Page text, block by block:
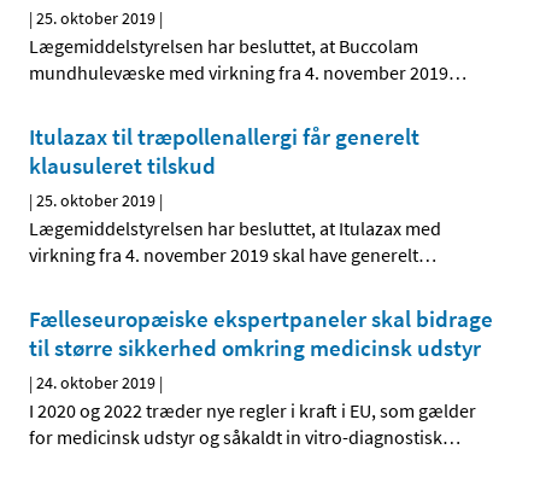
|25. oktober 2019 |
Lægemiddelstyrelsen har besluttet, at Buccolam
mundhulevæske med virkning fra 4. november 2019…
Itulazax til træpollenallergi får generelt
klausuleret tilskud
|25. oktober 2019 |
Lægemiddelstyrelsen har besluttet, at Itulazax med
virkning fra 4. november 2019 skal have generelt…
Fælleseuropæiske ekspertpaneler skal bidrage
til større sikkerhed omkring medicinsk udstyr
|24. oktober 2019 |
I 2020 og 2022 træder nye regler i kraft i EU, som gælder
for medicinsk udstyr og såkaldt in vitro-diagnostisk…